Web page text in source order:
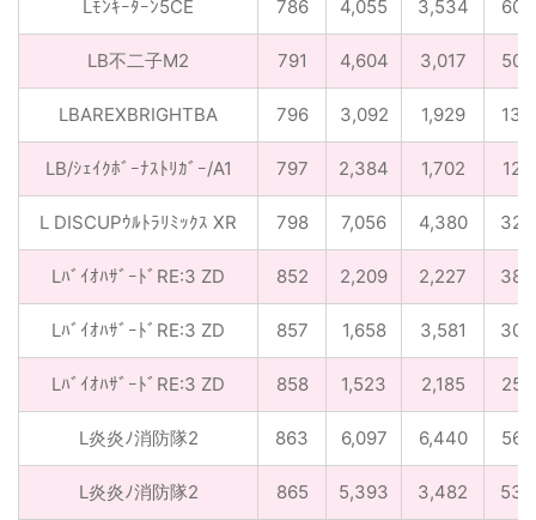
Lﾓﾝｷｰﾀｰﾝ5CE 786 4,055 3,534 60
LB不二子M2 791 4,604 3,017 50
LBAREXBRIGHTBA 796 3,092 1,929 13
LB/ｼｪｲｸﾎﾞｰﾅｽﾄﾘｶﾞｰ/A1 797 2,384 1,702 12
L DISCUPｳﾙﾄﾗﾘﾐｯｸｽ XR 798 7,056 4,380 32
LﾊﾞｲｵﾊｻﾞｰﾄﾞRE:3 ZD 852 2,209 2,227 38
LﾊﾞｲｵﾊｻﾞｰﾄﾞRE:3 ZD 857 1,658 3,581 30
LﾊﾞｲｵﾊｻﾞｰﾄﾞRE:3 ZD 858 1,523 2,185 25
L炎炎ﾉ消防隊2 863 6,097 6,440 56
L炎炎ﾉ消防隊2 865 5,393 3,482 53